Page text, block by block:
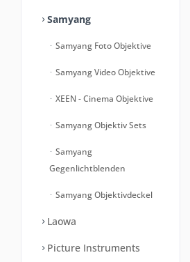
Samyang
Samyang Foto Objektive
Samyang Video Objektive
XEEN - Cinema Objektive
Samyang Objektiv Sets
Samyang
Gegenlichtblenden
Samyang Objektivdeckel
Laowa
Picture Instruments